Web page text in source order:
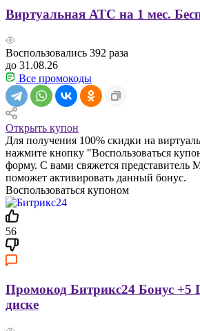
Виртуальная АТС на 1 мес.
Воспользовались 392 раза
до 31.08.26
Все промокоды
Открыть купон
Для получения 100% скидки на
нажмите кнопку "Воспользоваться
форму. С вами свяжется представитель
поможет активировать данный бонус.
Воспользоваться купоном
56
Промокод Битрикс24 Бонус +5
диске